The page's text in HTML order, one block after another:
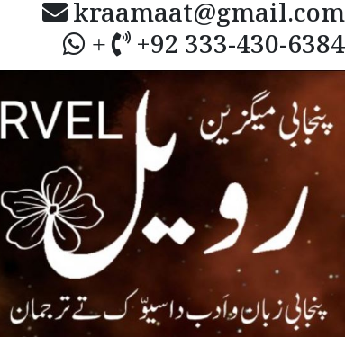
kraamaat@gmail.com
+ +92 333-430-6384